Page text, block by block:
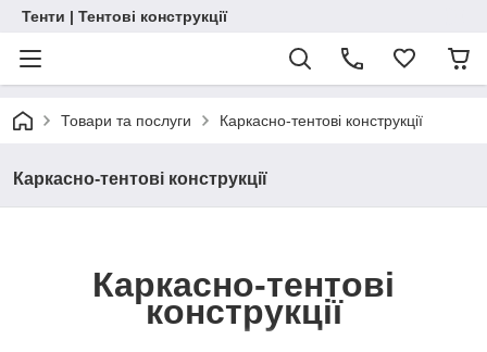
Тенти | Тентові конструкції
Товари та послуги Каркасно-тентові конструкції
Каркасно-тентові конструкції
Каркасно-тентові
конструкції